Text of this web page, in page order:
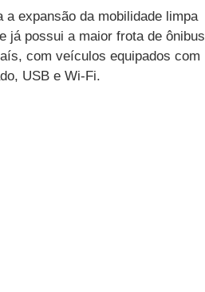
a expansão da mobilidade limpa
já possui a maior frota de ônibus
com veículos equipados com
USB e Wi-Fi.